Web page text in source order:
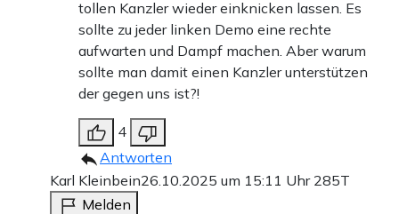
tollen Kanzler wieder einknicken lassen. Es
sollte zu jeder linken Demo eine rechte
aufwarten und Dampf machen. Aber warum
sollte man damit einen Kanzler unterstützen
der gegen uns ist?!
4
Antworten
Karl Kleinbein26.10.2025 um 15:11 Uhr 285T
Melden